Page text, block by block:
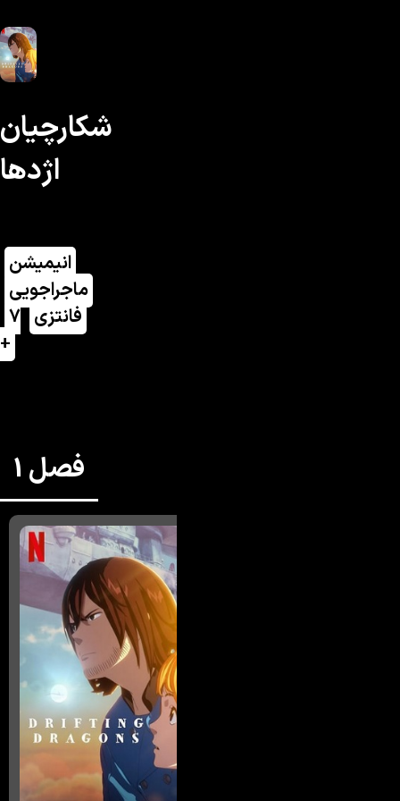
شکارچیان
اژدها
انیمیشن
ماجراجویی
فانتزی 7
+
فصل 1